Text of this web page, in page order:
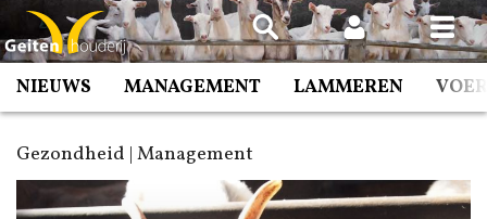
Spring
naar
inhoud
NIEUWS MANAGEMENT LAMMEREN
Gezondheid | Management